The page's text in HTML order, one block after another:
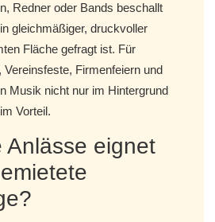
Redner oder Bands beschallt
gleichmäßiger, druckvoller
Fläche gefragt ist. Für
Vereinsfeste, Firmenfeiern und
Musik nicht nur im Hintergrund
Vorteil.
Anlässe eignet